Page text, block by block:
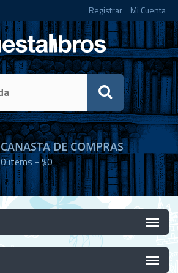
Registrar Mi Cuenta
CANASTA DE COMPRAS
0items -$0